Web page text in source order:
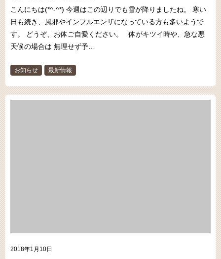
こんにちは(*^-^*) 今週はこの辺りでも雪が降りましたね。 寒い
日も続き、風邪やインフルエンザになっている方も多いようで
す。 どうぞ、お体ご自愛ください。 体がキツイ時や、急な悪
天候の場合は 無理せず予…
お知らせ 最新情報
2018年1月10日